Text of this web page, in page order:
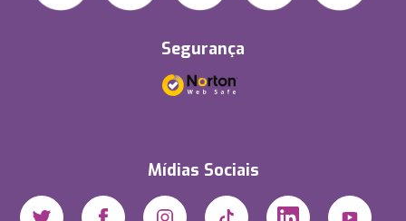
Segurança
Mídias Sociais